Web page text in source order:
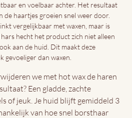
en voelbaar achter. Het resultaat
de haartjes groeien snel weer door.
vergelijkbaar met waxen, maar is
hecht het product zich niet alleen
aan de huid. Dit maakt deze
gevoeliger dan waxen.
we met hot wax de haren
Een gladde, zachte
of jeuk. Je huid blijft gemiddeld 3
van hoe snel borsthaar